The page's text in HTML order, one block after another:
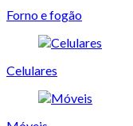
Forno e fogão
Celulares